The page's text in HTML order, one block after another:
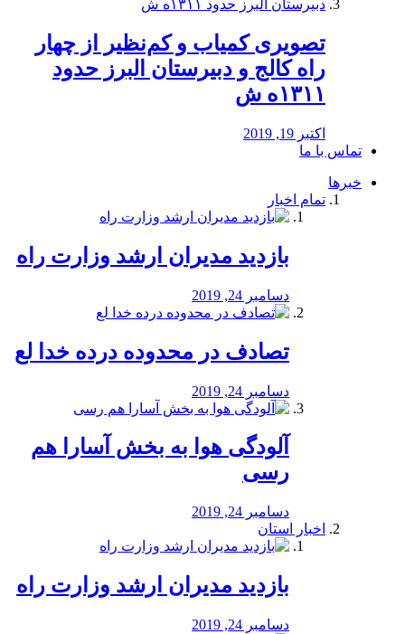
️تصویری کمیاب و کم‌نظیر از چهار
راه كالج و دبيرستان البرز حدود
۱۳۱۱ه ش
اکتبر 19, 2019
تماس با ما
خبرها
تمام اخبار
بازدید مدیران ارشد وزارت راه
دسامبر 24, 2019
تصادف در محدوده درده خدا لع
دسامبر 24, 2019
آلودگی هوا به بخش آسارا هم
رسی
دسامبر 24, 2019
اخبار استان
بازدید مدیران ارشد وزارت راه
دسامبر 24, 2019